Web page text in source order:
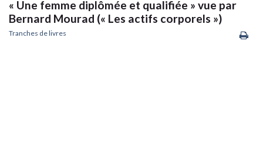
« Une femme diplômée et qualifiée » vue par
Bernard Mourad (« Les actifs corporels »)
Tranches de livres